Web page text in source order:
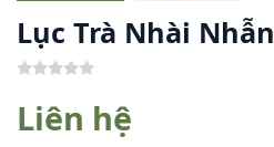
Lục Trà Nhài Nhẫn
Liên hệ